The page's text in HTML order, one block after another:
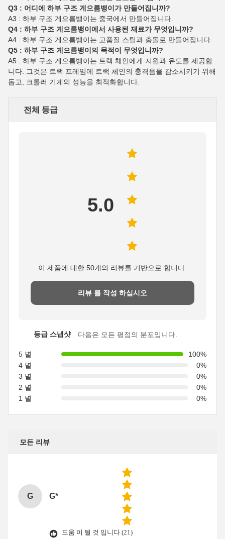
Q3 : 어디에 하부 구조 게으름뱅이가 만들어집니까?
A3 : 하부 구조 게으름뱅이는 중국에서 만들어집니다.
Q4 : 하부 구조 게으름뱅이에서 사용된 재료가 무엇입니까?
A4 : 하부 구조 게으름뱅이는 고품질 스틸과 충돌로 만들어집니다.
Q5 : 하부 구조 게으름뱅이의 목적이 무엇입니까?
A5 : 하부 구조 게으름뱅이는 트랙 체인에게 지원과 유도를 제공합
니다. 그것은 트랙 프레임에 트랙 체인의 충격음을 감소시키기 위해
돕고, 크롤러 기계의 성능을 최적화합니다.
전체 등급
5.0
이 제품에 대한 50개의 리뷰를 기반으로 합니다.
리뷰 를 작성 하십시오
등급 스냅샷 다음은 모든 평점의 분포입니다.
5 별
100%
4 별
0%
3 별
0%
2 별
0%
1 별
0%
모든 리뷰
G G*
도움 이 될 것 입니다 (21)